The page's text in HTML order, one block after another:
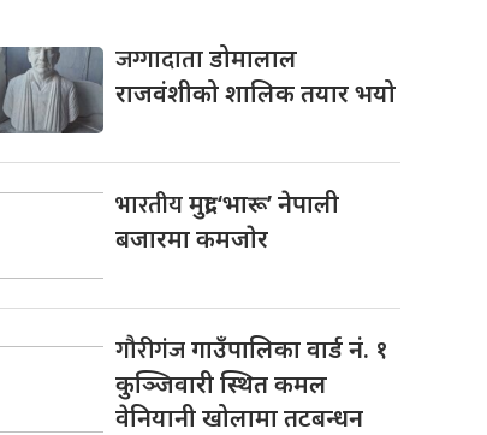
जग्गादाताडोमालाल
राजवंशीको शालिक तयार भयो
भारतीयमुद्रा ‘भारू’ नेपाली
बजारमा कमजाेर
गौरीगंजगाउँपालिका वार्ड नं. १
कुञ्जिवारी स्थित कमल
वेनियानी खोलामा तटबन्धन